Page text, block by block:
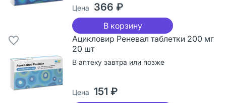
Цена 366 ₽
В корзину
Ацикловир Реневал таблетки 200 мг
20 шт
В аптеку завтра или позже
Цена 151 ₽